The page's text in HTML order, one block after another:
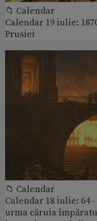
📁 Calendar
Calendar 19 iulie:
Prusiei
📁 Calendar
Calendar 18 iulie: 64
urma căruia